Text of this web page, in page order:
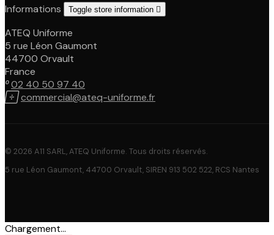
Informations
Toggle store information 
ATEQ Uniforme
5 rue Léon Gaumont
44700 Orvault
France
02 40 50 97 40
commercial@ateq-uniforme.fr
© 2026 A11 SARL, ATEQ Uniforme. Tous droits réservés.
5 rue Léon Gaumont, 44700 Orvault, SIREN 913 502 522, RCS Nantes
Chargement...